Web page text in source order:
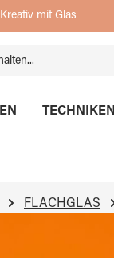
Kreativ mit Glas
TECHNIKEN
FLACHGLAS